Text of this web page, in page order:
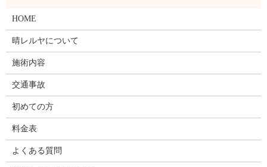
HOME
晴レルヤについて
施術内容
交通事故
初めての方
料金表
よくある質問